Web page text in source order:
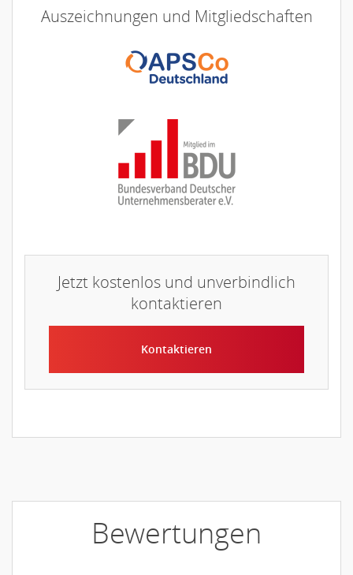
Auszeichnungen und Mitgliedschaften
Jetzt kostenlos und unverbindlich
kontaktieren
Kontaktieren
Bewertungen